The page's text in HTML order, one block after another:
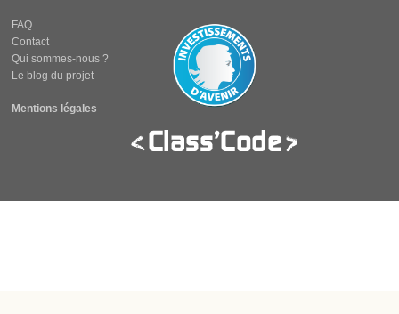
FAQ
Contact
Qui sommes-nous ?
Le blog du projet
Mentions légales